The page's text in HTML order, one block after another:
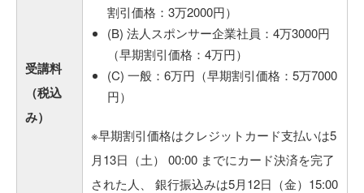
受講料
（税込
み）
割引価格：3万2000円）
(B) 法人スポンサー企業社員：4万3000円
（早期割引価格：4万円）
(C) 一般：6万円（早期割引価格：5万7000
円）
※早期割引価格はクレジットカード支払いは5
月13日（土） 00:00 までにカード決済を完了
された人、 銀行振込みは5月12日（金）15:00